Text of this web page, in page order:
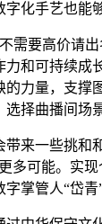
手艺也能够
要高价请出
力和可持续成
力量，支撑
择曲播间场
一些挑和和
多可能。实
掌管人“岱青”